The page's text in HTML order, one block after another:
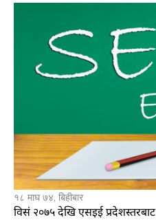
१८ माघ ७४, बिहीबार
विसं २०७५ देखि एसइई प्रदेशस्तरबाट